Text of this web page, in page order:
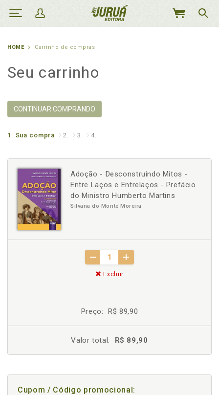
MEU
HOME Carrinho de compras
Seu carrinho
CONTINUAR COMPRANDO
1. Sua compra 2. 3. 4.
Adoção - Desconstruindo Mitos -
Entre Laços e Entrelaços - Prefácio
do Ministro Humberto Martins
Silvana do Monte Moreira
Excluir
Preço: R$ 89,90
Valor total: R$ 89,90
Cupom / Código promocional: